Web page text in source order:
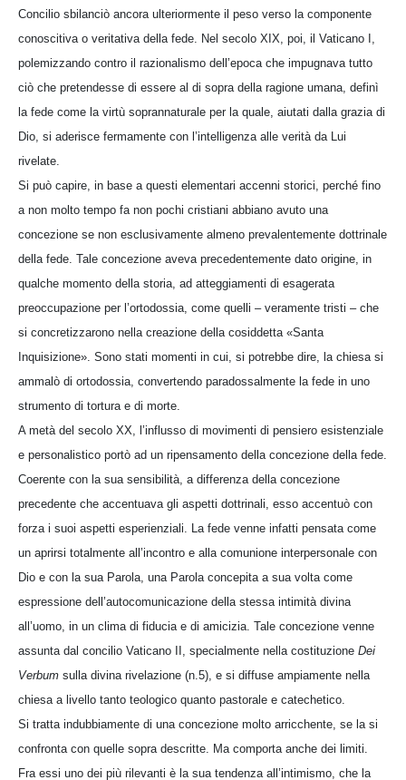
Concilio sbilanciò ancora ulteriormente il peso verso la componente
conoscitiva o veritativa della fede. Nel secolo XIX, poi, il Vaticano I,
polemizzando contro il razionalismo dell’epoca che impugnava tutto
ciò che pretendesse di essere al di sopra della ragione umana, definì
la fede come la virtù soprannaturale per la quale, aiutati dalla grazia di
Dio, si aderisce fermamente con l’intelligenza alle verità da Lui
rivelate.
Si può capire, in base a questi elementari accenni storici, perché fino
a non molto tempo fa non pochi cristiani abbiano avuto una
concezione se non esclusivamente almeno prevalentemente dottrinale
della fede. Tale concezione aveva precedentemente dato origine, in
qualche momento della storia, ad atteggiamenti di esagerata
preoccupazione per l’ortodossia, come quelli – veramente tristi – che
si concretizzarono nella creazione della cosiddetta «Santa
Inquisizione». Sono stati momenti in cui, si potrebbe dire, la chiesa si
ammalò di ortodossia, convertendo paradossalmente la fede in uno
strumento di tortura e di morte.
A metà del secolo XX, l’influsso di movimenti di pensiero esistenziale
e personalistico portò ad un ripensamento della concezione della fede.
Coerente con la sua sensibilità, a differenza della concezione
precedente che accentuava gli aspetti dottrinali, esso accentuò con
forza i suoi aspetti esperienziali. La fede venne infatti pensata come
un aprirsi totalmente all’incontro e alla comunione interpersonale con
Dio e con la sua Parola, una Parola concepita a sua volta come
espressione dell’autocomunicazione della stessa intimità divina
all’uomo, in un clima di fiducia e di amicizia. Tale concezione venne
assunta dal concilio Vaticano II, specialmente nella costituzione Dei
Verbum sulla divina rivelazione (n.5), e si diffuse ampiamente nella
chiesa a livello tanto teologico quanto pastorale e catechetico.
Si tratta indubbiamente di una concezione molto arricchente, se la si
confronta con quelle sopra descritte. Ma comporta anche dei limiti.
Fra essi uno dei più rilevanti è la sua tendenza all’intimismo, che la